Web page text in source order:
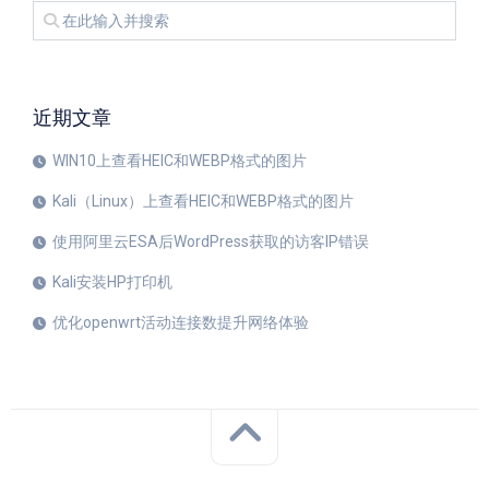
近期文章
WIN10上查看HEIC和WEBP格式的图片
Kali（Linux）上查看HEIC和WEBP格式的图片
使用阿里云ESA后WordPress获取的访客IP错误
Kali安装HP打印机
优化openwrt活动连接数提升网络体验